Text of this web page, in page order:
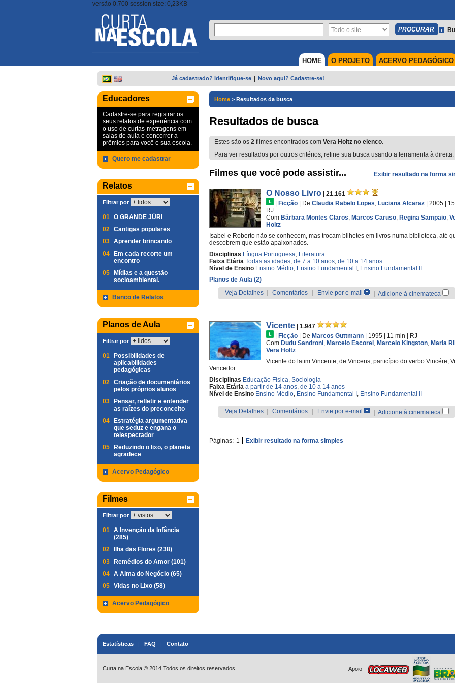
versão 0.700 session size: 0,23KB
ACERVO PEDAGÓGICO
O PROJETO
HOME
Já cadastrado? Identifique-se Novo aqui? Cadastre-se!
Educadores
Cadastre-se para registrar os
seus relatos de experiência com
o uso de curtas-metragens em
salas de aula e concorrer a
prêmios para você e sua escola.
Quero me cadastrar
Relatos
Filtrar por
01 O GRANDE JÚRI
02 Cantigas populares
03 Aprender brincando
04
Em cada recorte um
encontro
05
Mídias e a questão
socioambiental.
Banco de Relatos
Planos de Aula
Filtrar por
01
Possibilidades de
aplicabilidades
pedagógicas
02 Criação de documentários
pelos próprios alunos
03
Pensar, refletir e entender
as raízes do preconceito
04
Estratégia argumentativa
que seduz e engana o
telespectador
05
Reduzindo o lixo, o planeta
agradece
Acervo Pedagógico
Filmes
Filtrar por
01 A Invenção da Infância
(285)
02
Ilha das Flores (238)
03
Remédios do Amor (101)
04 A Alma do Negócio (65)
05 Vidas no Lixo (58)
Acervo Pedagógico
Home > Resultados da busca
Resultados de busca
Estes são os 2 filmes encontrados com Vera Holtz no elenco.
Para ver resultados por outros critérios, refine sua busca usando a ferramenta à direita:
Exibir resultado na forma
Filmes que você pode assistir...
O Nosso Livro
| 21.161
Ficção De Claudia Rabelo Lopes, Luciana Alcaraz | 2005 |
RJ
Com Bárbara Montes Claros, Marcos Caruso, Regina Sampaio,
Holtz
Isabel e Roberto não se conhecem, mas trocam bilhetes em livros numa biblioteca, até
descobrem que estão apaixonados.
Disciplinas Língua Portuguesa, Literatura
Faixa Etária Todas as idades, de 7 a 10 anos, de 10 a 14 anos
Nível de Ensino Ensino Médio, Ensino Fundamental I , Ensino Fundamental II
Planos de Aula (2)
Veja Detalhes
Comentários Envie por e-mail Adicione à cinemateca
Vicente
| 1.947
Ficção De Marcos Guttmann | 1995 | 11 min
RJ
Com Dudu Sandroni, Marcelo Escorel , Marcelo Kingston, Maria
Vera Holtz
Vicente do latim Vincente, de Vincens, particípio do verbo Vincére,
Vencedor.
Disciplinas Educação Física, Sociologia
Faixa Etária a partir de 14 anos, de 10 a 14 anos
Nível de Ensino Ensino Médio, Ensino Fundamental I , Ensino Fundamental II
Veja Detalhes Comentários Envie por e-mail Adicione à cinemateca
Páginas: 1 Exibir resultado na forma simples
Estatísticas | FAQ | Contato
Curta na Escola © 2014 Todos os direitos reservados. Apoio